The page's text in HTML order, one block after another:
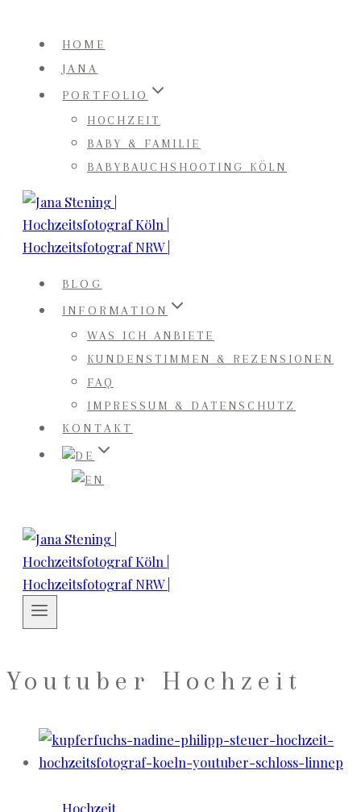
Inhalt
springen
HOME
JANA
PORTFOLIO
HOCHZEIT
BABY & FAMILIE
BABYBAUCHSHOOTING KÖLN
BLOG
INFORMATION
WAS ICH ANBIETE
KUNDENSTIMMEN & REZENSIONEN
FAQ
IMPRESSUM & DATENSCHUTZ
KONTAKT
Youtuber Hochzeit
Hochzeit